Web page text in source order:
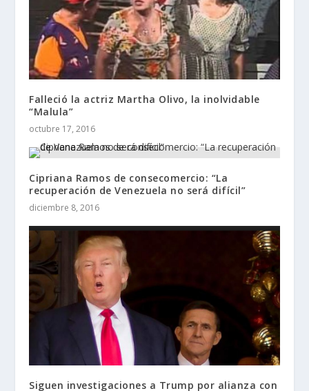
Falleció la actriz Martha Olivo, la inolvidable
“Malula”
octubre 17, 2016
Cipriana Ramos de consecomercio: “La
recuperación de Venezuela no será difícil”
diciembre 8, 2016
Siguen investigaciones a Trump por alianza con